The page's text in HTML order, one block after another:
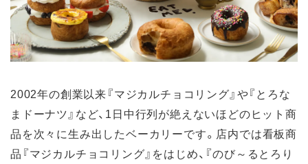
2002年の創業以来『マジカルチョコリング』や『とろな
まドーナツ』など、1日中行列が絶えないほどのヒット商
品を次々に生み出したベーカリーです。店内では看板商
品『マジカルチョコリング』をはじめ、『のび～るとろり